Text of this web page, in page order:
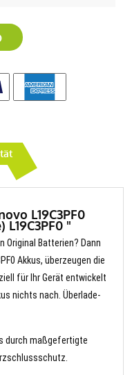
L19C3PF0
"
Original Batterien? Dann
Akkus, überzeugen die
für Ihr Gerät entwickelt
nichts nach. Überlade-
durch maßgefertigte